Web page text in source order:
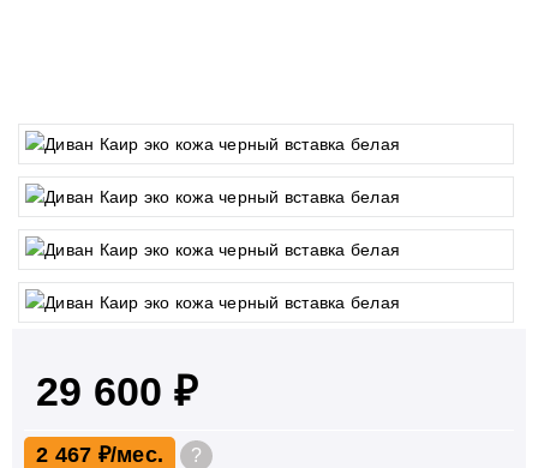
29 600 ₽
2 467 ₽ ?